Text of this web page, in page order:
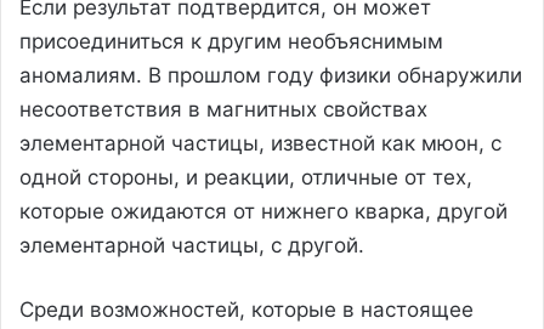
Если результат подтвердится, он может
присоединиться к другим необъяснимым
аномалиям. В прошлом году физики обнаружили
несоответствия в магнитных свойствах
элементарной частицы, известной как мюон, с
одной стороны, и реакции, отличные от тех,
которые ожидаются от нижнего кварка, другой
элементарной частицы, с другой.
Среди возможностей, которые в настоящее